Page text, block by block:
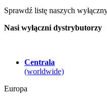
Sprawdź listę naszych
Nasi wyłączni dystrybutorzy
Centrala
(worldwide)
Europa